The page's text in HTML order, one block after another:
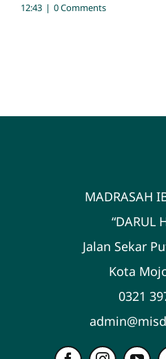
12:43 | 0 Comments
MADRASAH
“DARUL
Jalan Sekar
Kota
0321